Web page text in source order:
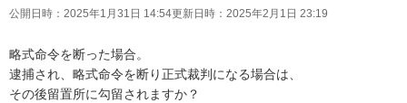
公開日時： 2025年1月31日 14:54更新日時： 2025年2月1日 23:19
略式命令を断った場合。
逮捕され、略式命令を断り正式裁判になる場合は、
その後留置所に勾留されますか？